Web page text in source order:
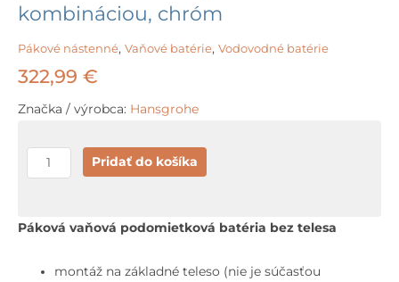
kombináciou, chróm
Pákové nástenné, Vaňové batérie, Vodovodné batérie
322,99 €
Značka / výrobca: Hansgrohe
množstvo
Hansgrohe
Vaňová
pod
Pridať do košíka
Páková vaňová podomietková batéria bez telesa
montáž na základné teleso (nie je súčasťou